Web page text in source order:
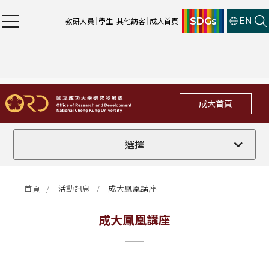
教研人員 學生 其他訪客 成大首頁 SDGs EN
成大首頁
選擇
全部
法規修訂
首頁 活動訊息 成大鳳凰講座
成大鳳凰講座